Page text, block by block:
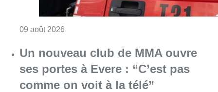
09 août 2026
Un nouveau club de MMA ouvre
ses portes à Evere : “C’est pas
comme on voit à la télé”